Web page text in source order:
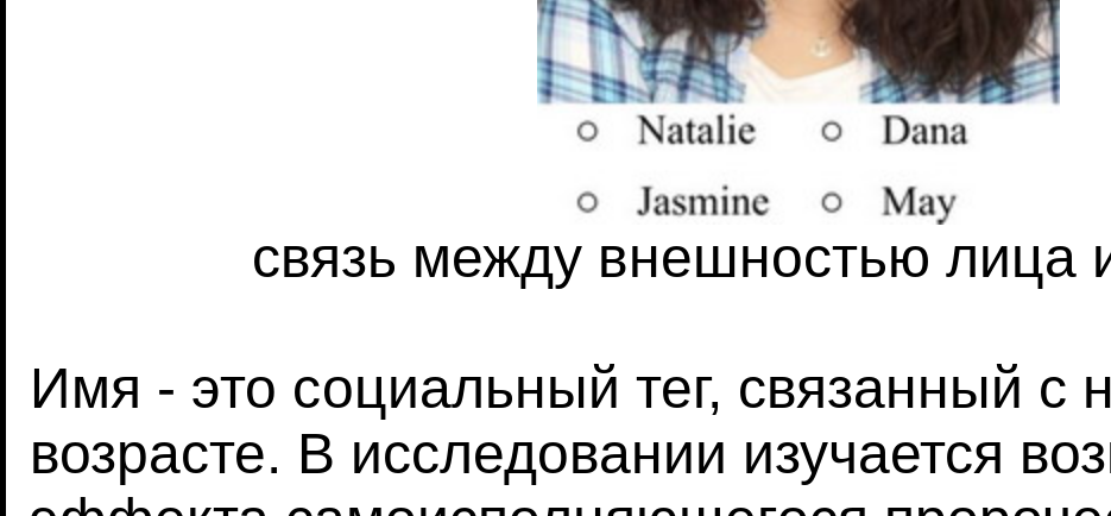
связь между внешностью лица
Имя - это социальный тег, связанный с
возрасте. В исследовании изучается